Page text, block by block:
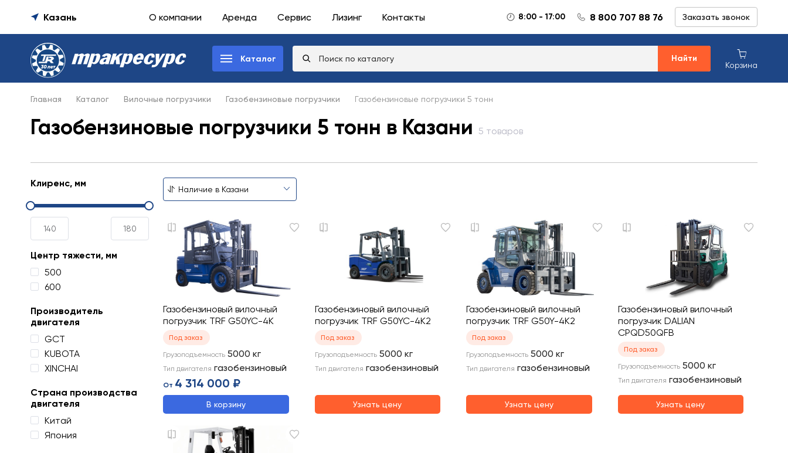
Казань О компании Аренда Сервис Лизинг Контакты 8:00 - 17:00 8 800 707 88 76 Заказать звонок
Каталог Найти
Корзина
Главная Каталог Вилочные погрузчики Газобензиновые погрузчики Газобензиновые погрузчики 5 тонн
Газобензиновые погрузчики 5 тонн в Казани 5 товаров
Клиренс, мм
Центр тяжести, мм
500
600
Производитель
двигателя
GCT
KUBOTA
XINCHAI
Страна производства
двигателя
Китай
Япония
Газобензиновый вилочный
погрузчик TRF G50YC-4K
Под заказ
Грузоподъемность 5000 кг
Тип двигателя газобензиновый
От 4 314 000 ₽
В корзину
Газобензиновый вилочный
погрузчик TRF G50YC-4K2
Под заказ
Грузоподъемность 5000 кг
Тип двигателя газобензиновый
Узнать цену
Газобензиновый вилочный
погрузчик TRF G50Y-4K2
Под заказ
Грузоподъемность 5000 кг
Тип двигателя газобензиновый
Узнать цену
Газобензиновый вилочный
погрузчик DALIAN
CPQD50QFB
Под заказ
Грузоподъемность 5000 кг
Тип двигателя газобензиновый
Узнать цену